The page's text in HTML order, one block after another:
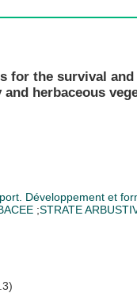
for the survival
herbaceous
Développement et
;STRATE